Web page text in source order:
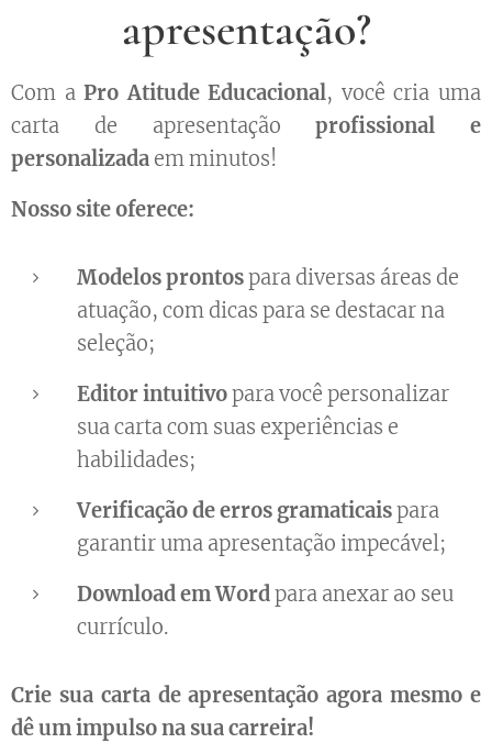
apresentação?
Com aPro Atitude Educacional, você cria uma
carta de apresentaçãoprofissional e
personalizada em minutos!
Nosso site oferece:
Modelos prontospara diversas áreas de
atuação, com dicas para se destacar na
seleção;
Editor intuitivopara você personalizar
sua carta com suas experiências e
habilidades;
Verificação de erros gramaticaispara
garantir uma apresentação impecável;
Download em Wordpara anexar ao seu
currículo.
Crie sua carta de apresentação agora mesmo e
dê um impulso na sua carreira!